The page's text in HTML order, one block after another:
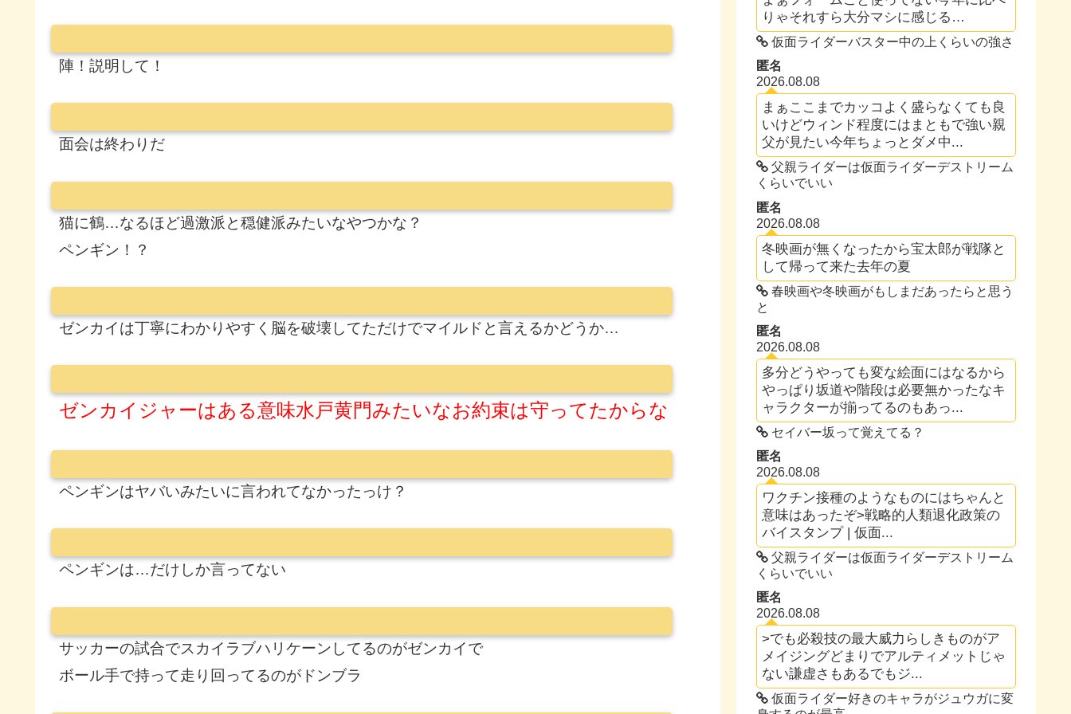
陣！説明して！
面会は終わりだ
猫に鶴…なるほど過激派と穏健派みたいなやつかな？
ペンギン！？
ゼンカイは丁寧にわかりやすく脳を破壊してただけでマイルドと言えるかどうか…
ゼンカイジャーはある意味水戸黄門みたいなお約束は守ってたからな
ペンギンはヤバいみたいに言われてなかったっけ？
ペンギンは…だけしか言ってない
サッカーの試合でスカイラブハリケーンしてるのがゼンカイで
ボール手で持って走り回ってるのがドンブラ
りゃそれすら大分マシに感じる…
仮面ライダーバスター中の上くらいの強さ
匿名
2026.08.08
まぁここまでカッコよく盛らなくても良
いけどウィンド程度にはまともで強い親
父が見たい今年ちょっとダメ中...
父親ライダーは仮面ライダーデストリーム
くらいでいい
匿名
2026.08.08
冬映画が無くなったから宝太郎が戦隊と
して帰って来た去年の夏
春映画や冬映画がもしまだあったらと思う
と
匿名
2026.08.08
多分どうやっても変な絵面にはなるから
やっぱり坂道や階段は必要無かったなキ
ャラクターが揃ってるのもあっ...
セイバー坂って覚えてる？
匿名
2026.08.08
ワクチン接種のようなものにはちゃんと
意味はあったぞ>戦略的人類退化政策の
バイスタンプ | 仮面...
父親ライダーは仮面ライダーデストリーム
くらいでいい
匿名
2026.08.08
>でも必殺技の最大威力らしきものがア
メイジングどまりでアルティメットじゃ
ない謙虚さもあるでもジ...
仮面ライダー好きのキャラがジュウガに変